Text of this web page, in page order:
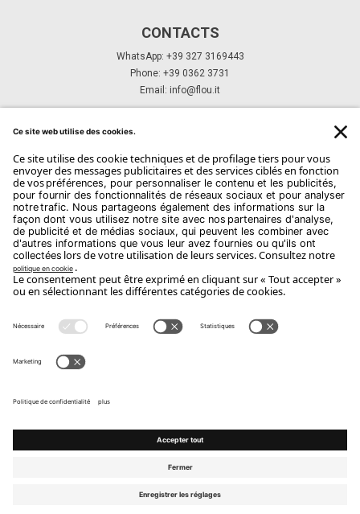
CONTACTS
WhatsApp: +39 327 3169443
Phone: +39 0362 3731
Email: info@flou.it
ABONNEZ-VOUS À NOTRE NEWSLETTER
Abonnez-Vous
Copyright Flou 2026
Modifier les paramètres de confidentialité